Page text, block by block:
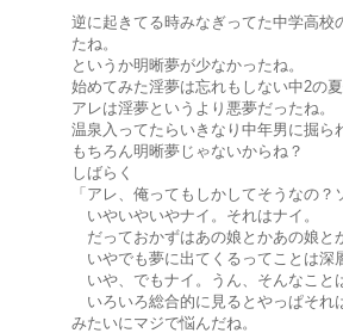
逆に起きてる時みなぎってた中学高
たね。
というか明晰夢が少なかったね。
始めてみた淫夢は忘れもしない中2の
アレは淫夢というより悪夢だったね。
温泉入ってたらいきなり中年男に掘ら
もちろん明晰夢じゃないからね？
しばらく
「アレ、俺ってもしかしてそうなの？
いやいやいやナイ。それはナイ。
だっておかずはあの娘とかあの娘と
いやでも夢に出てくるってことは深
いや、でもナイ。うん、そんなこと
いろいろ総合的に見るとやっぱそれ
みたいにマジで悩んだね。